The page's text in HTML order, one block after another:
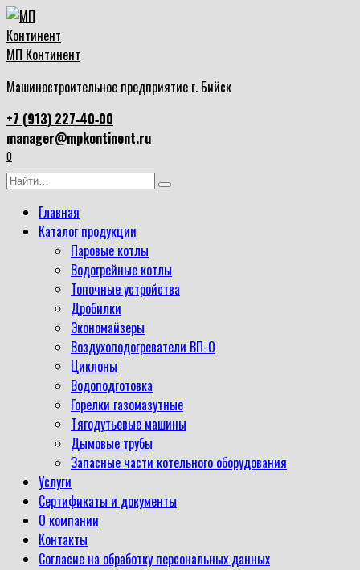
Перейти
к
содержанию
МП Континент
Машиностроительное предприятие г. Бийск
+7 (913) 227‑40‑00
manager@mpkontinent.ru
0
Search
Главная
Каталог продукции
Паровые котлы
Водогрейные котлы
Топочные устройства
Дробилки
Экономайзеры
Воздухоподогреватели ВП-О
Циклоны
Водоподготовка
Горелки газомазутные
Тягодутьевые машины
Дымовые трубы
Запасные части котельного оборудования
Услуги
Сертификаты и документы
О компании
Контакты
Согласие на обработку персональных данных